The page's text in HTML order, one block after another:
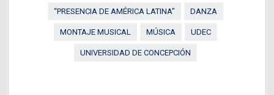
“PRESENCIA DE AMÉRICA LATINA”
DANZA
MONTAJE MUSICAL MÚSICA UDEC
UNIVERSIDAD DE CONCEPCIÓN